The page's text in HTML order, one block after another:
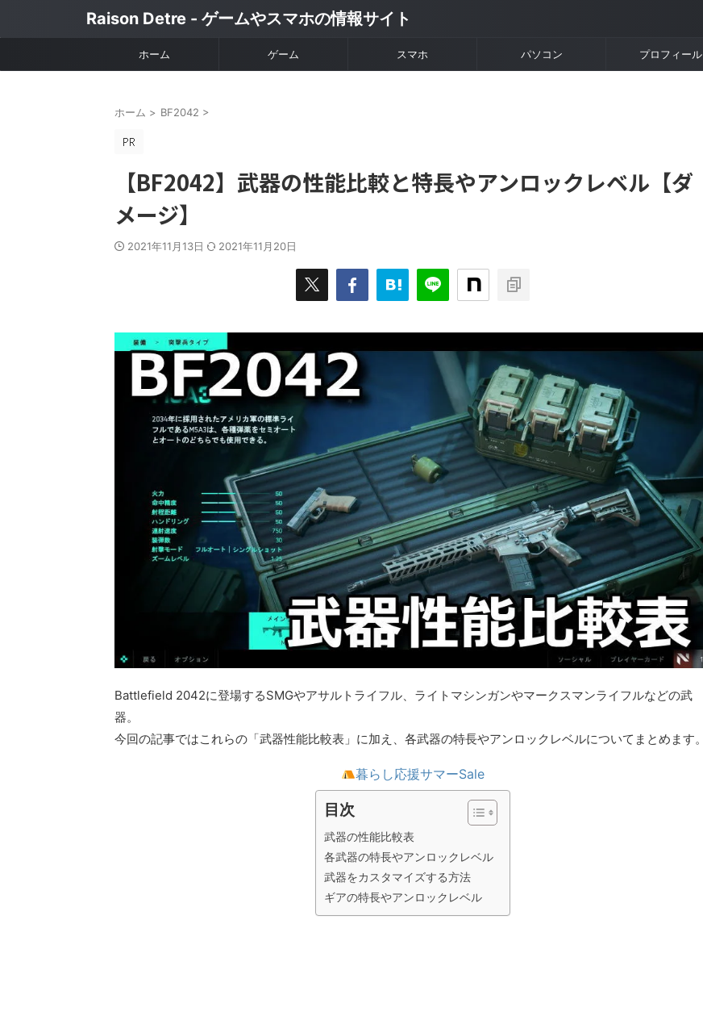
Raison Detre - ゲームやスマホの情報サイト
ホーム ゲーム スマホ パソコン プロフィール
ホーム > BF2042 >
【BF2042】武器の性能比較と特長やアンロックレベル【ダ
メージ】
2021年11月13日 2021年11月20日
Battlefield 2042に登場するSMGやアサルトライフル、ライトマシンガンやマークスマンライフルなどの武
器。
今回の記事ではこれらの「武器性能比較表」に加え、各武器の特長やアンロックレベルについてまとめます。
暮らし応援サマーSale
目次
武器の性能比較表
各武器の特長やアンロックレベル
武器をカスタマイズする方法
ギアの特長やアンロックレベル